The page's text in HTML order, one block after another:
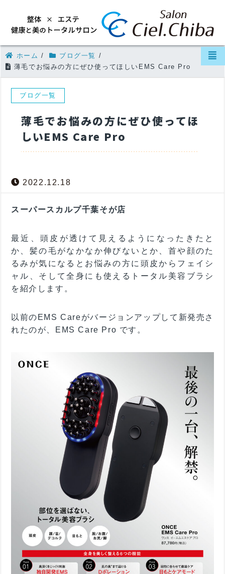
ホーム / ブログ一覧 /
薄毛でお悩みの方にぜひ使ってほしいEMS Care Pro
ブログ一覧
薄毛でお悩みの方にぜひ使ってほ
しいEMS Care Pro
2022.12.18
スーパースカルプ千葉そが店
最近、頭皮が透けて見えるようになったきたと
か、髪の毛がなかなか伸びないとか、首や顔のた
るみが気になるとお悩みの方に頭皮からフェイシ
ャル、そして全身にも使えるトータル美容ブラシ
を紹介します。
以前のEMS Careがバージョンアップして新発売さ
れたのが、EMS Care Pro です。